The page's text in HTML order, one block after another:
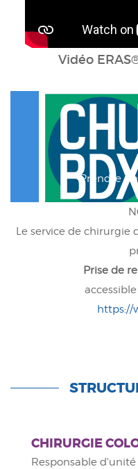
Vidéo
Prendre
Le service de chirurgie
Prise de
https://
CHIRURGIE
Responsable